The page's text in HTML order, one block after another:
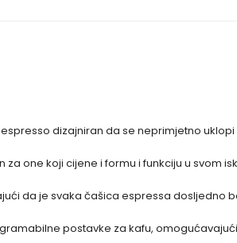
dizajniran da se neprimjetno uklopi
one koji cijene i formu i funkciju u svom
da je svaka čašica espressa dosljedno
postavke za kafu,